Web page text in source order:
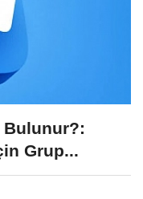
Bulunur?:
Grup...